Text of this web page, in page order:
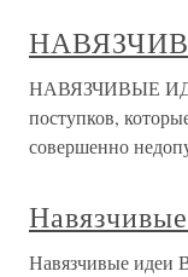
НАВЯЗЧИВЫЕ
поступков,
совершенно
Навязчивые идеи